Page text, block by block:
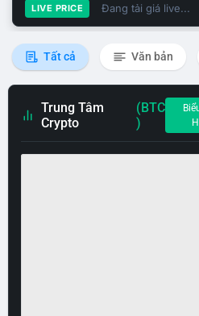
LIVE PRICE Đang tải giá live...
Tất cả Văn bản
Trung Tâm
Crypto
(BTC
)